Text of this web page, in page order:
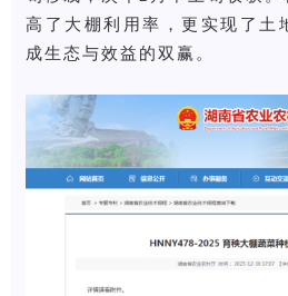
高了大棚利用率，更实现了土
成生态与效益的双赢。